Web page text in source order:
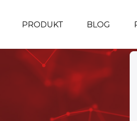
PRODUKT BLOG